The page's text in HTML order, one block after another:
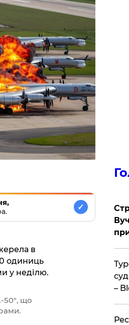
✓
в
одиниць
у неділю.
50", що
–